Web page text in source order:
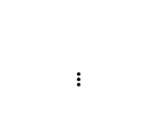
more_vert